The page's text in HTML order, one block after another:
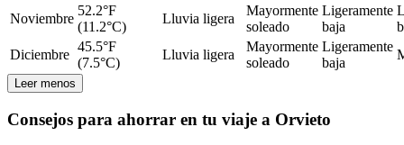
Noviembre
52.2°F
(11.2°C)
Lluvia ligera
Mayormente
soleado
Ligeramente
baja
Diciembre
45.5°F
(7.5°C)
Lluvia ligera
Mayormente
soleado
Ligeramente
baja
Leer menos
Consejos para ahorrar en tu viaje a Orvieto